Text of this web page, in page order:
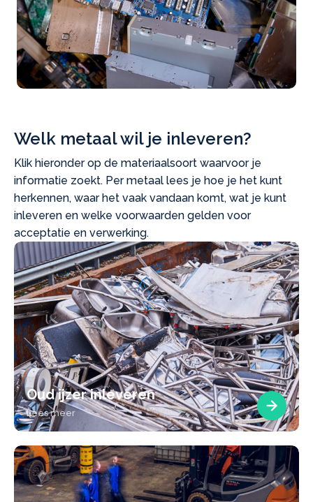
Welk metaal wil je inleveren?
Klik hieronder op de materiaalsoort waarvoor je
informatie zoekt. Per metaal lees je hoe je het kunt
herkennen, waar het vaak vandaan komt, wat je kunt
inleveren en welke voorwaarden gelden voor
acceptatie en verwerking.
Oud ijzer inleveren
Lees meer